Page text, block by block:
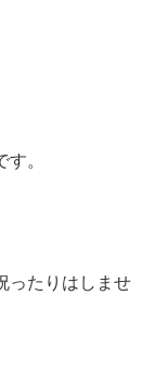
。
ったりはしませ